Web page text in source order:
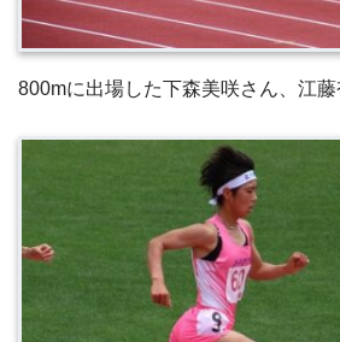
800mに出場した下森美咲さん、江藤